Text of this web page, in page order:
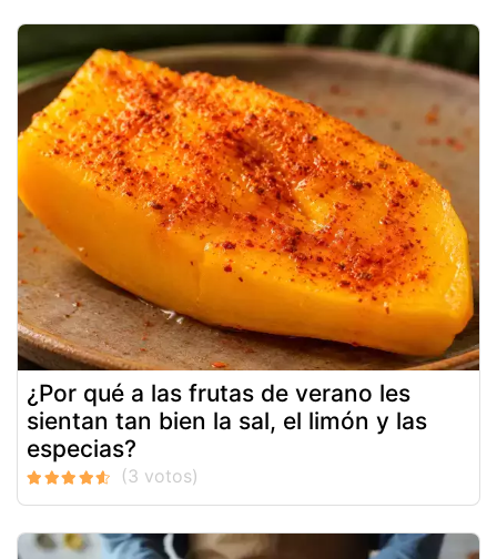
¿Por qué a las frutas de verano les
sientan tan bien la sal, el limón y las
especias?